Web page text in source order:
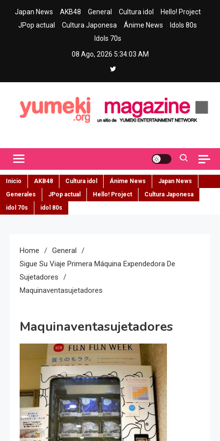
Japan News AKB48 General Cultura idol
Hello! Project
JPop actual
Cultura Japonesa Ánime News
Idols 80s
Idols 70s
08 Ago, 2026 5:34:04 AM
Inicio AKB48 Cultura idol Ánime News
Japan News
Generales
JPop actual Hello! Project
Cultura Japonesa
idol 70s
idol 80s
Home
General
Sigue Su Viaje Primera Máquina Expendedora De
Sujetadores
Maquinaventasujetadores
Maquinaventasujetadores